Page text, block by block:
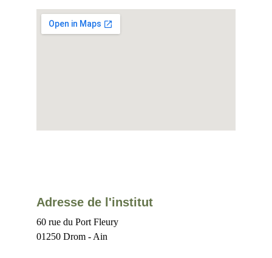
Adresse de l'institut
60 rue du Port Fleury
01250 Drom - Ain